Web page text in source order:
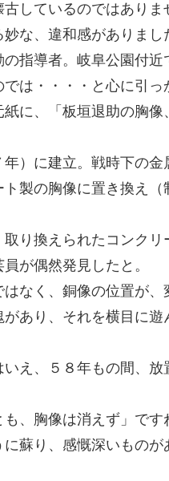
しているのではありま
な、違和感がありまし
指導者。岐阜公園付近
は・・・・と心に引っ
に、「板垣退助の胸像
）に建立。戦時下の
製の胸像に置き換え
り換えられたコンクリ
が偶然発見したと。
なく、銅像の位置が、
あり、それを横目に遊
え、５８年もの間、放
、胸像は消えず」です
蘇り、感慨深いものが